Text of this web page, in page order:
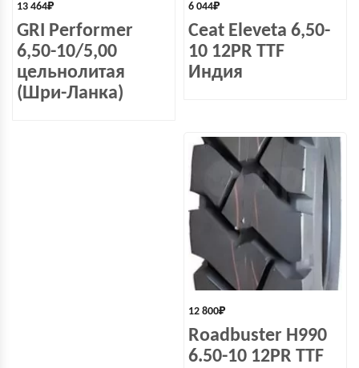
13 464₽
GRI Performer
6,50-10/5,00
цельнолитая
(Шри-Ланка)
6 044₽
Ceat Eleveta 6,50-
10 12PR TTF
Индия
12 800₽
Roadbuster H990
6.50-10 12PR TTF